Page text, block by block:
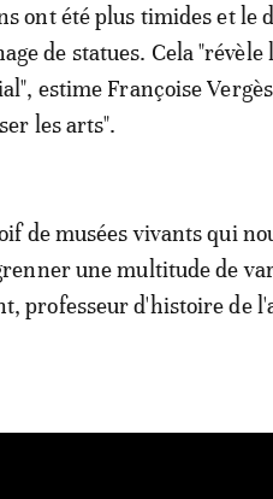
ont été plus timides et le
de statues. Cela
estime Françoise
les arts".
de musées vivants qui
une multitude de
professeur d'histoire de